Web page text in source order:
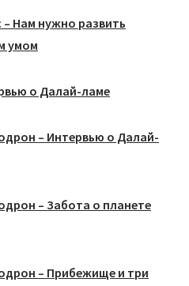
– Нам нужно развить
умом
о Далай-ламе
– Интервью о Далай-
– Забота о планете
– Прибежище и три